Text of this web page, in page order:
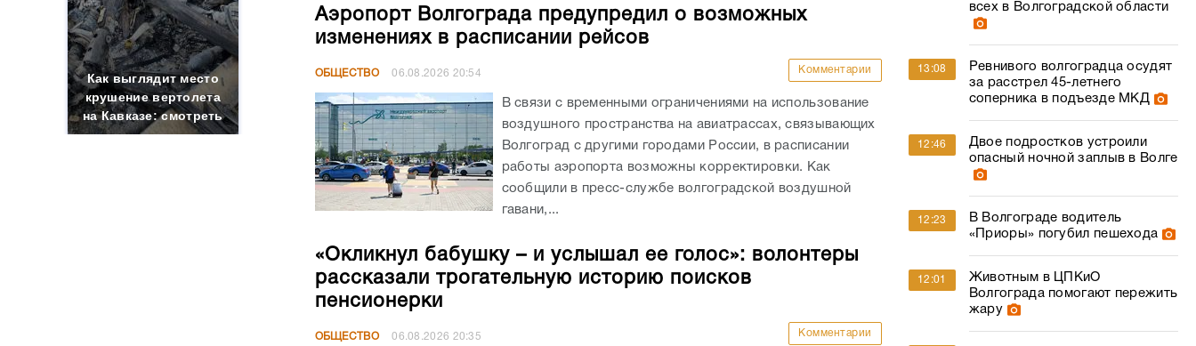
Как выглядит место
крушение вертолета
на Кавказе: смотреть
Аэропорт Волгограда предупредил о возможных
изменениях в расписании рейсов
ОБЩЕСТВО 06.08.2026 20:54 Комментарии
В связи с временными ограничениями на использование
воздушного пространства на авиатрассах, связывающих
Волгоград с другими городами России, в расписании
работы аэропорта возможны корректировки. Как
сообщили в пресс-службе волгоградской воздушной
гавани,...
«Окликнул бабушку – и услышал ее голос»: волонтеры
рассказали трогательную историю поисков
пенсионерки
ОБЩЕСТВО 06.08.2026 20:35 Комментарии
всех в Волгоградской области
13:08
Ревнивого волгоградца осудят
за расстрел 45-летнего
соперника в подъезде МКД
12:46
Двое подростков устроили
опасный ночной заплыв в Волге
12:23
В Волгограде водитель
«Приоры» погубил пешехода
12:01
Животным в ЦПКиО
Волгограда помогают пережить
жару